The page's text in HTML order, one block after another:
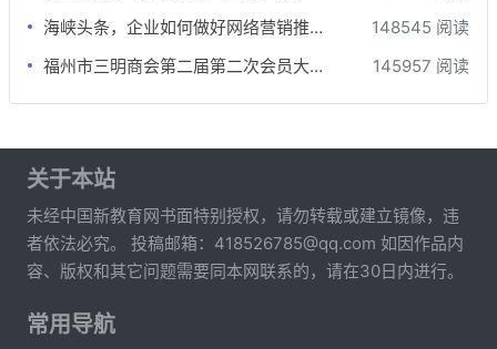
海峡头条，企业如何做好网络营销推广？
148545 阅读
福州市三明商会第二届第二次会员大会隆重召开
145957 阅读
关于本站
未经中国新教育网书面特别授权，请勿转载或建立镜像，违
者依法必究。 投稿邮箱：418526785@qq.com 如因作品内
容、版权和其它问题需要同本网联系的，请在30日内进行。
常用导航